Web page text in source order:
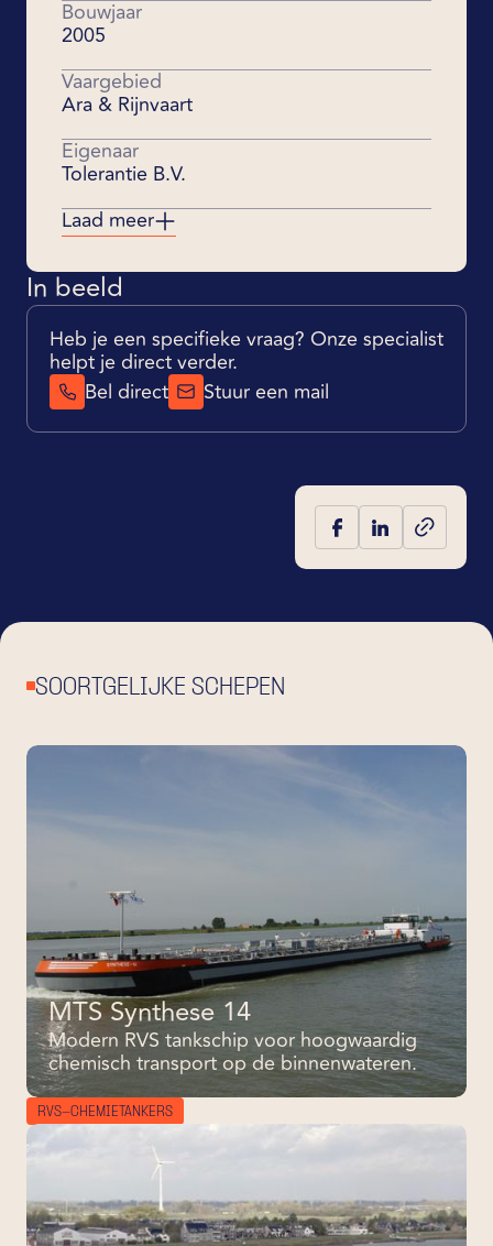
Bouwjaar
2005
Vaargebied
Ara & Rijnvaart
Eigenaar
Tolerantie B.V.
Laad meer
In beeld
Heb je een specifieke vraag? Onze specialist
helpt je direct verder.
Bel direct
Stuur een mail
SOORTGELIJKE SCHEPEN
RVS-CHEMIETANKERS
MTS Synthese 14
Modern RVS tankschip voor hoogwaardig
chemisch transport op de binnenwateren.